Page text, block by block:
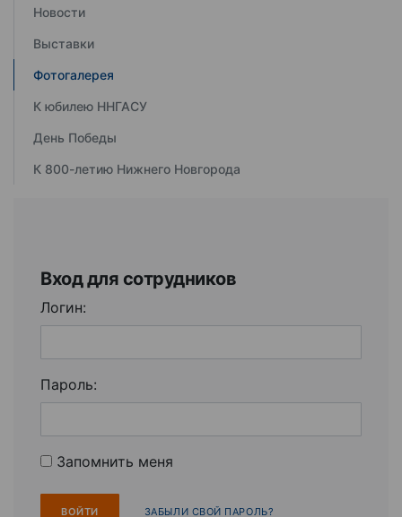
Новости
Выставки
Фотогалерея
К юбилею ННГАСУ
День Победы
К 800-летию Нижнего Новгорода
Вход для сотрудников
Логин:
Пароль:
Запомнить меня
ЗАБЫЛИ СВОЙ ПАРОЛЬ?